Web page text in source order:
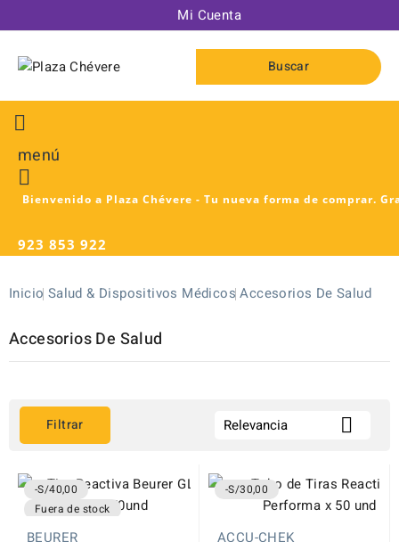
Mi Cuenta
Buscar

menú

Bienvenido a Plaza Chévere - Tu nueva forma de comprar.
923 853 922
Inicio Salud & Dispositivos Médicos Accesorios De Salud
Accesorios De Salud
Filtrar Relevancia 
-S/40,00
Fuera de stock
BEURER
-S/30,00
ACCU-CHEK